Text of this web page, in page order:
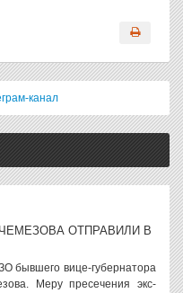
канал
ОТПРАВИЛИ В
бывшего вице-губернатора
Меру пресечения экс-